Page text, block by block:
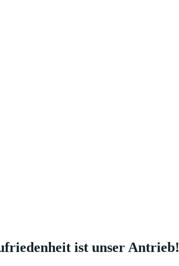
ist unser Antrieb!